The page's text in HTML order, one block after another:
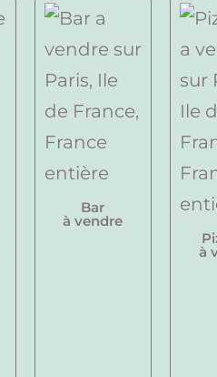
Bar
à vendre
à